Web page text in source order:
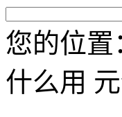
您的位置
什么用